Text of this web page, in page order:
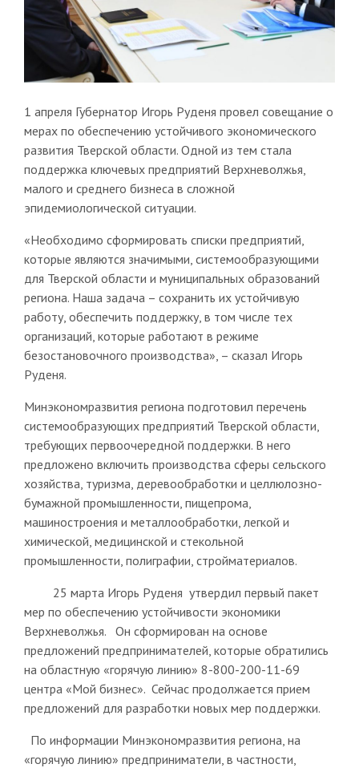
1 апреля Губернатор Игорь Руденя провел совещание о
мерах по обеспечению устойчивого экономического
развития Тверской области. Одной из тем стала
поддержка ключевых предприятий Верхневолжья,
малого и среднего бизнеса в сложной
эпидемиологической ситуации.
«Необходимо сформировать списки предприятий,
которые являются значимыми, системообразующими
для Тверской области и муниципальных образований
региона. Наша задача – сохранить их устойчивую
работу, обеспечить поддержку, в том числе тех
организаций, которые работают в режиме
безостановочного производства», – сказал Игорь
Руденя.
Минэкономразвития региона подготовил перечень
системообразующих предприятий Тверской области,
требующих первоочередной поддержки. В него
предложено включить производства сферы сельского
хозяйства, туризма, деревообработки и целлюлозно-
бумажной промышленности, пищепрома,
машиностроения и металлообработки, легкой и
химической, медицинской и стекольной
промышленности, полиграфии, стройматериалов.
25 марта Игорь Руденя утвердил первый пакет
мер по обеспечению устойчивости экономики
Верхневолжья. Он сформирован на основе
предложений предпринимателей, которые обратились
на областную «горячую линию» 8-800-200-11-69
центра «Мой бизнес». Сейчас продолжается прием
предложений для разработки новых мер поддержки.
По информации Минэкономразвития региона, на
«горячую линию» предприниматели, в частности,